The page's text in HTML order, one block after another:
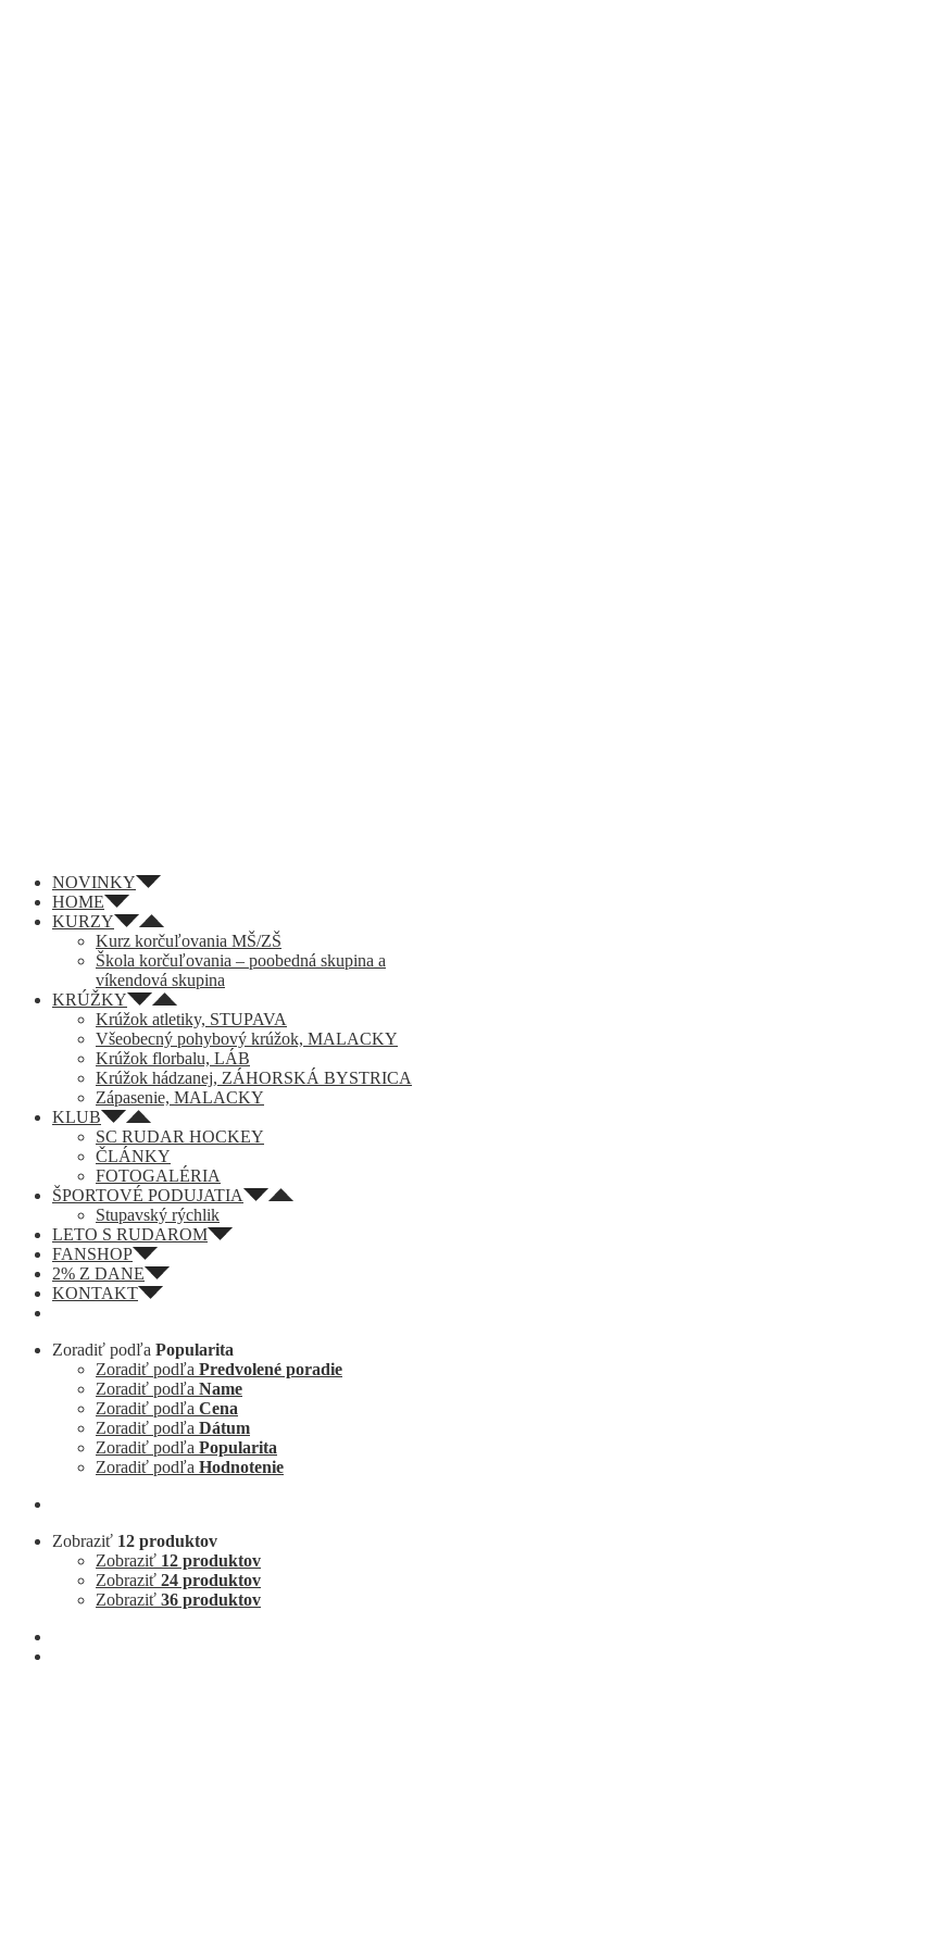
NOVINKY
HOME
KURZY
Kurz korčuľovania MŠ/ZŠ
Škola korčuľovania – poobedná skupina a
víkendová skupina
KRÚŽKY
Krúžok atletiky, STUPAVA
Všeobecný pohybový krúžok, MALACKY
Krúžok florbalu, LÁB
Krúžok hádzanej, ZÁHORSKÁ BYSTRICA
Zápasenie, MALACKY
KLUB
SC RUDAR HOCKEY
ČLÁNKY
FOTOGALÉRIA
ŠPORTOVÉ PODUJATIA
Stupavský rýchlik
LETO S RUDAROM
FANSHOP
2% Z DANE
KONTAKT
Zoradiť podľa Popularita
Zoradiť podľa Predvolené poradie
Zoradiť podľa Name
Zoradiť podľa Cena
Zoradiť podľa Dátum
Zoradiť podľa Popularita
Zoradiť podľa Hodnotenie
Zobraziť 12 produktov
Zobraziť 12 produktov
Zobraziť 24 produktov
Zobraziť 36 produktov